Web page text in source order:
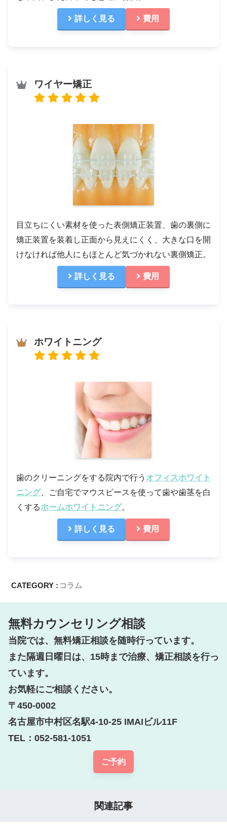
詳しく見る 費用
ワイヤー矯正
目立ちにくい素材を使った表側矯正装置、歯の裏側に
矯正装置を装着し正面から見えにくく、大きな口を開
けなければ他人にもほとんど気づかれない裏側矯正。
詳しく見る 費用
ホワイトニング
歯のクリーニングをする院内で行う オフィスホワイト
ニング、ご自宅でマウスピースを使って歯や歯茎を白
くするホームホワイトニング。
詳しく見る 費用
CATEGORY : コラム
無料カウンセリング相談
当院では、無料矯正相談を随時行っています。
また隔週日曜日は、15時まで治療、矯正相談を行っ
ています。
お気軽にご相談ください。
〒450-0002
名古屋市中村区名駅4-10-25 IMAIビル11F
TEL：052-581-1051
ご予約
関連記事